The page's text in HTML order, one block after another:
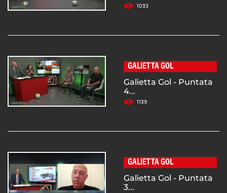
1033
GALIETTA GOL
Galietta Gol - Puntata
4...
1139
GALIETTA GOL
Galietta Gol - Puntata
3...